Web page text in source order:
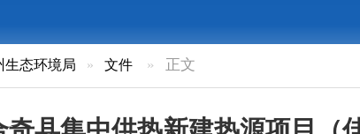
中供热新建热源项目（佳朗奇新城
2026-00274 主题分类 环境